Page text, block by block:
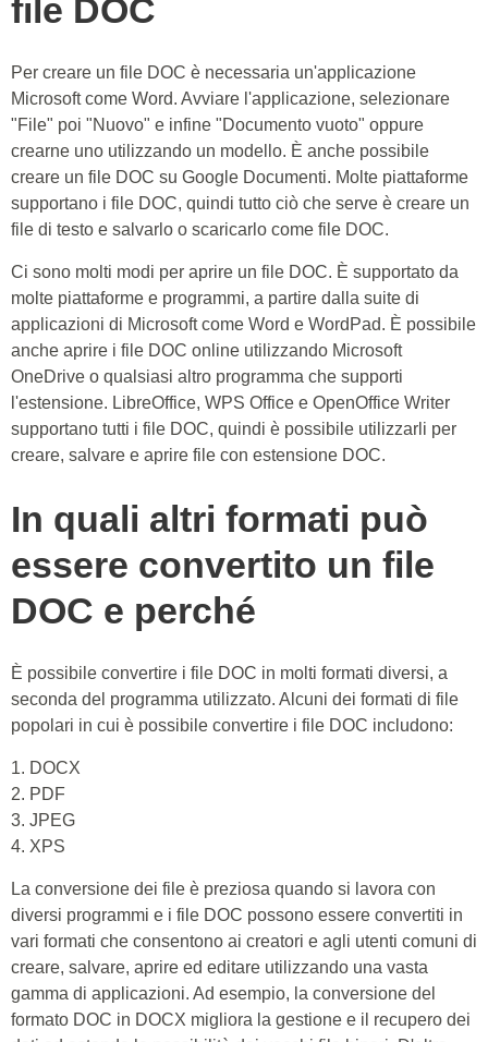
file DOC
Per creare un file DOC è necessaria un'applicazione
Microsoft come Word. Avviare l'applicazione, selezionare
"File" poi "Nuovo" e infine "Documento vuoto" oppure
crearne uno utilizzando un modello. È anche possibile
creare un file DOC su Google Documenti. Molte piattaforme
supportano i file DOC, quindi tutto ciò che serve è creare un
file di testo e salvarlo o scaricarlo come file DOC.
Ci sono molti modi per aprire un file DOC. È supportato da
molte piattaforme e programmi, a partire dalla suite di
applicazioni di Microsoft come Word e WordPad. È possibile
anche aprire i file DOC online utilizzando Microsoft
OneDrive o qualsiasi altro programma che supporti
l'estensione. LibreOffice, WPS Office e OpenOffice Writer
supportano tutti i file DOC, quindi è possibile utilizzarli per
creare, salvare e aprire file con estensione DOC.
In quali altri formati può
essere convertito un file
DOC e perché
È possibile convertire i file DOC in molti formati diversi, a
seconda del programma utilizzato. Alcuni dei formati di file
popolari in cui è possibile convertire i file DOC includono:
1. DOCX
2. PDF
3. JPEG
4. XPS
La conversione dei file è preziosa quando si lavora con
diversi programmi e i file DOC possono essere convertiti in
vari formati che consentono ai creatori e agli utenti comuni di
creare, salvare, aprire ed editare utilizzando una vasta
gamma di applicazioni. Ad esempio, la conversione del
formato DOC in DOCX migliora la gestione e il recupero dei